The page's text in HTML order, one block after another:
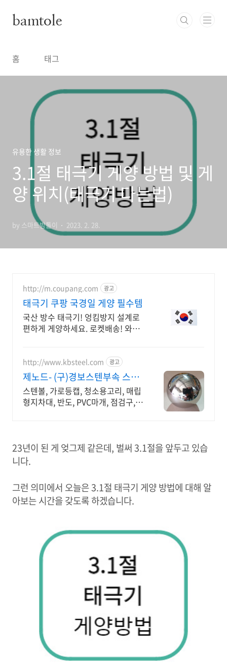
bamtole
홈 태그
유용한 생활 정보
3.1절 태극기 게양 방법 및 게
양 위치(태극기 다는법)
by 스마트밤톨이 2023. 2. 28.
http://m.coupang.com 광고
태극기 쿠팡 국경일 게양 필수템
국산 방수 태극기! 엉킴방지 설계로
편하게 게양하세요. 로켓배송! 와우
http://www.kbsteel.com 광고
제노드- (구)경보스텐부속 스텐
레이저가공 절곡
스텐볼, 가로등캡, 청소용고리, 매립
형지차대, 반도, PVC마개, 점검구,
23년이 된 게 엊그제 같은데, 벌써 3.1절을 앞두고 있습
니다.
그런 의미에서 오늘은 3.1절 태극기 게양 방법에 대해 알
아보는 시간을 갖도록 하겠습니다.